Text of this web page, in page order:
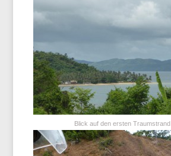
Blick auf den ersten Traumstrand